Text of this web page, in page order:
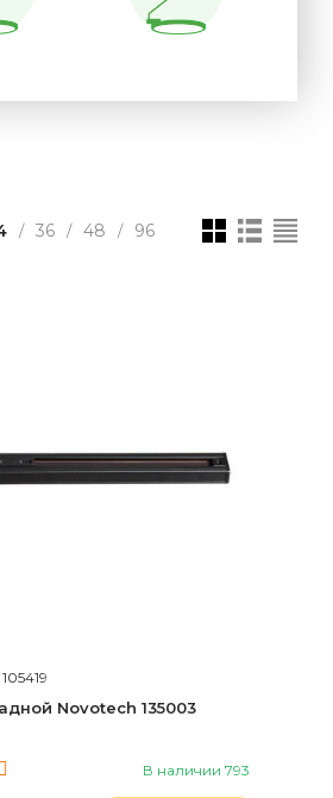
/ 36 / 48 / 96
105419
Novotech 135003
В наличии 793